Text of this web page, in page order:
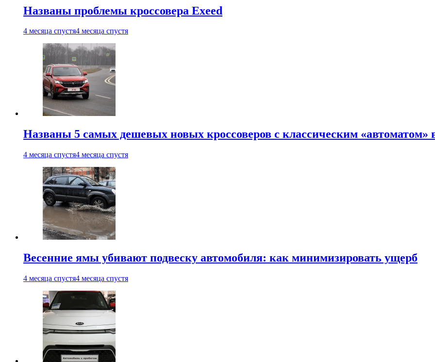
Названы проблемы кроссовера Exeed
4 месяца спустя4 месяца спустя
Названы 5 самых дешевых новых кроссоверов с классическим «автоматом»
4 месяца спустя4 месяца спустя
Весенние ямы убивают подвеску автомобиля: как минимизировать ущерб
4 месяца спустя4 месяца спустя